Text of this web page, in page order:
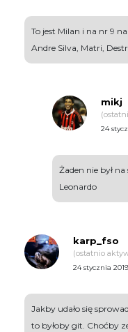
To jest Milan i na nr 9
Andre Silva, Matri,
mikj
24
Żaden nie był
Leonardo
karp_fso
(ostatnio
24 stycznia
Jakby udało się
to byłoby git. Choćby